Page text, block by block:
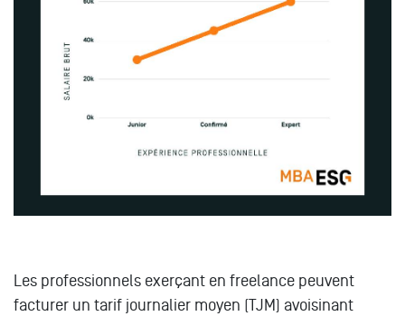
Les professionnels exerçant en freelance peuvent
facturer un tarif journalier moyen (TJM) avoisinant